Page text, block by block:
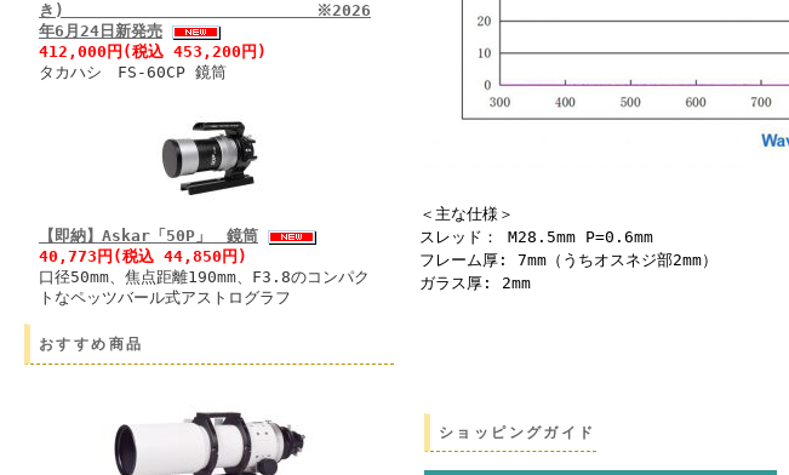
き) ※2026
年6月24日新発売
412,000円(税込 453,200円)
タカハシ FS-60CP 鏡筒
【即納】Askar「50P」 鏡筒
40,773円(税込 44,850円)
口径50mm、焦点距離190mm、F3.8のコンパク
トなペッツバール式アストログラフ
おすすめ商品
＜主な仕様＞
スレッド： M28.5mm P=0.6mm
フレーム厚: 7mm（うちオスネジ部2mm）
ガラス厚: 2mm
ショッピングガイド